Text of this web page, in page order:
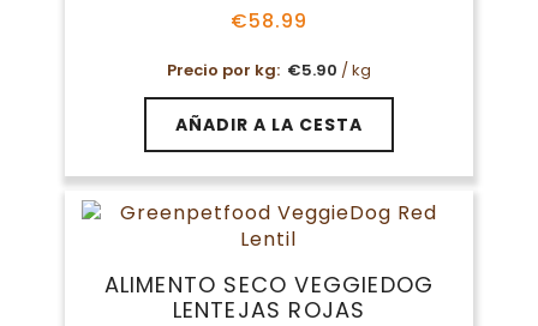
página
de
producto
€58.99
Precio por kg: €5.90 / kg
AÑADIR A LA CESTA
ALIMENTO SECO VEGGIEDOG
LENTEJAS ROJAS